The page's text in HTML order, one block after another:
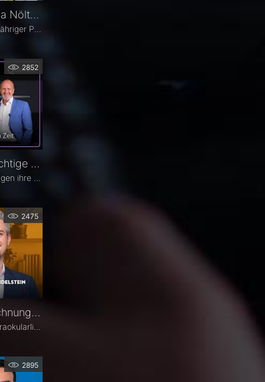
Fall im Fokus: Dr. Theresa Nöltner über einen 77-jährigen Patienten mit binokularen Doppelbildern
2852
Glaukomtherapie. Das richtige Werkzeug zur richtigen Zeit – Das 26. Ophthalmologische Quartett
2475
Biometrie und IOL-Berechnung – PD Dr. Jascha Wendelstein im Fachgespräch
2895